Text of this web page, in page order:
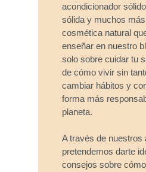
acondicionador
sólida y muchos
cosmética natural
enseñar en nuestro
solo sobre cuidar tu
de cómo vivir sin
cambiar hábitos y
forma más
planeta.
A través de nuestros
pretendemos darte
consejos sobre